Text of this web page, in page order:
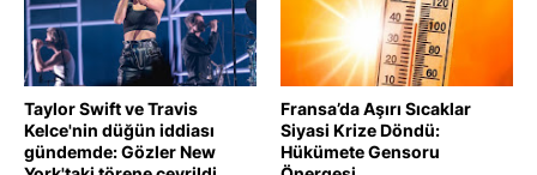
Taylor Swift ve Travis
Kelce'nin düğün iddiası
gündemde: Gözler New
Fransa’da Aşırı Sıcaklar
Siyasi Krize Döndü:
Hükümete Gensoru